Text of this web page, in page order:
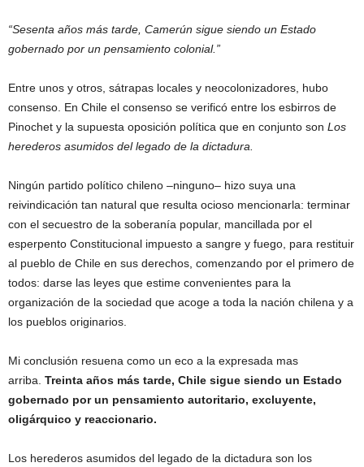
“Sesenta años más tarde, Camerún sigue siendo un Estado
gobernado por un pensamiento colonial.”
Entre unos y otros, sátrapas locales y neocolonizadores, hubo
consenso. En Chile el consenso se verificó entre los esbirros de
Pinochet y la supuesta oposición política que en conjunto son Los
herederos asumidos del legado de la dictadura.
Ningún partido político chileno –ninguno– hizo suya una
reivindicación tan natural que resulta ocioso mencionarla: terminar
con el secuestro de la soberanía popular, mancillada por el
esperpento Constitucional impuesto a sangre y fuego, para restituir
al pueblo de Chile en sus derechos, comenzando por el primero de
todos: darse las leyes que estime convenientes para la
organización de la sociedad que acoge a toda la nación chilena y a
los pueblos originarios.
Mi conclusión resuena como un eco a la expresada mas
arriba. Treinta años más tarde, Chile sigue siendo un Estado
gobernado por un pensamiento autoritario, excluyente,
oligárquico y reaccionario.
Los herederos asumidos del legado de la dictadura son los